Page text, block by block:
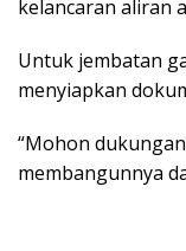
kelancaran aliran
Untuk jembatan
menyiapkan
“Mohon
membangunnya